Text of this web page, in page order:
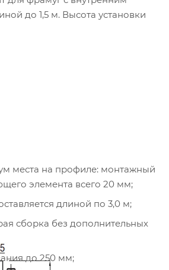
до 1,5 м. Высота установки
места на профиле: монтажный
элемента всего 20 мм;
длиной по 3,0 м;
сборка без дополнительных
до 250 мм;